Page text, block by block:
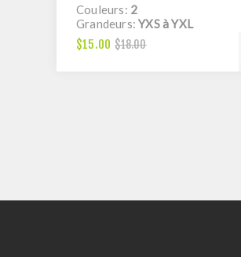
Couleurs: 2
Grandeurs:YXS à YXL
$15.00 $18.00